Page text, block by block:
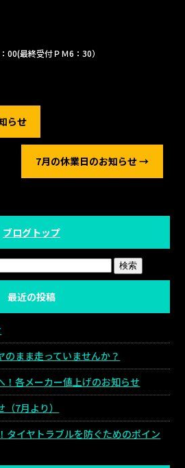
00(最終受付ＰＭ6：30）
らせ
7月の休業日のお知らせ→
ブログトップ
最近の投稿
のまま走っていませんか？
！各メーカー値上げのお知らせ
7月より）
タイヤトラブルを防ぐためのポイン